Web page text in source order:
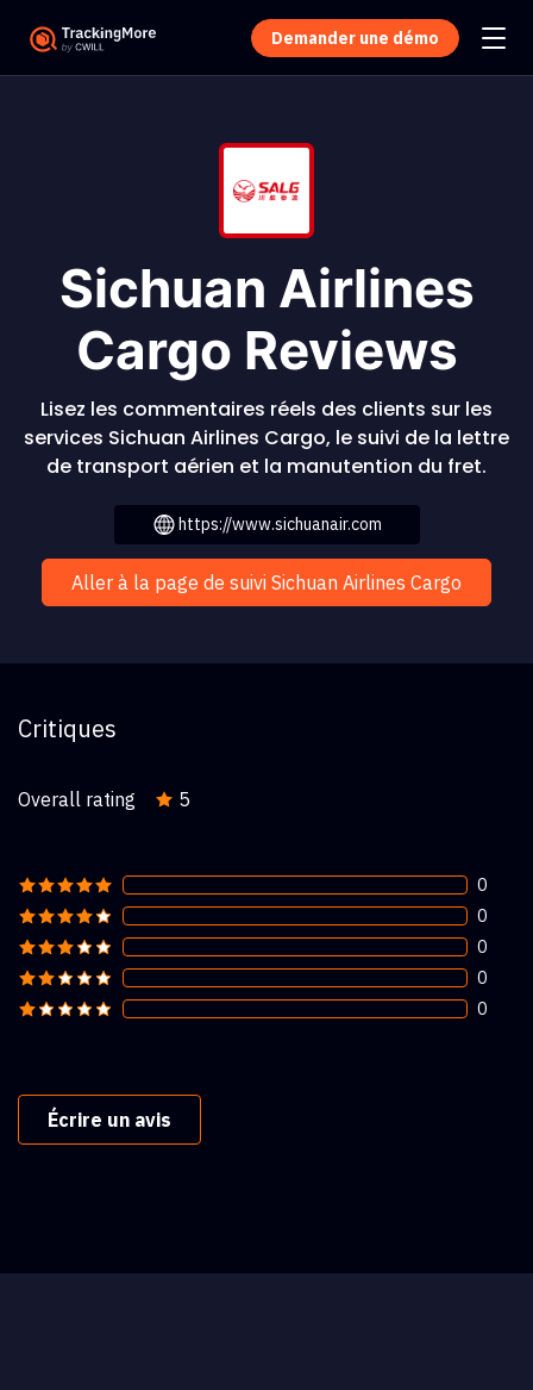
Demander une démo
Sichuan Airlines
Cargo Reviews
Lisez les commentaires réels des clients sur les
services Sichuan Airlines Cargo, le suivi de la lettre
de transport aérien et la manutention du fret.
https://www.sichuanair.com
Aller à la page de suivi Sichuan Airlines Cargo
Critiques
Overall rating 5
0
0
0
0
0
Écrire un avis